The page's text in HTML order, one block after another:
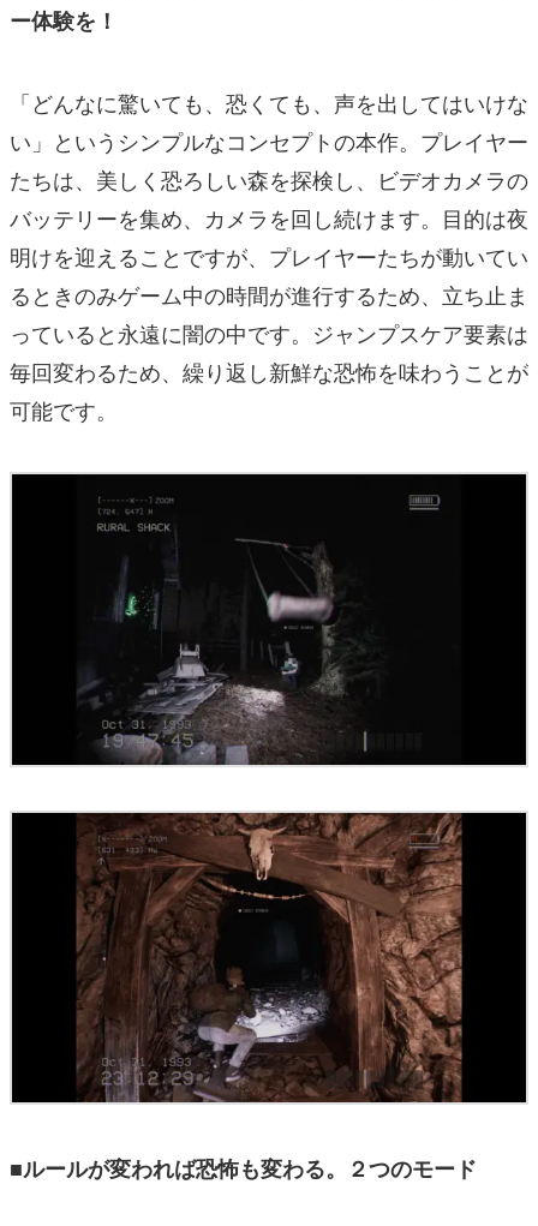
ー体験を！
「どんなに驚いても、恐くても、声を出してはいけな
い」というシンプルなコンセプトの本作。プレイヤー
たちは、美しく恐ろしい森を探検し、ビデオカメラの
バッテリーを集め、カメラを回し続けます。目的は夜
明けを迎えることですが、プレイヤーたちが動いてい
るときのみゲーム中の時間が進行するため、立ち止ま
っていると永遠に闇の中です。ジャンプスケア要素は
毎回変わるため、繰り返し新鮮な恐怖を味わうことが
可能です。
■ルールが変われば恐怖も変わる。２つのモード